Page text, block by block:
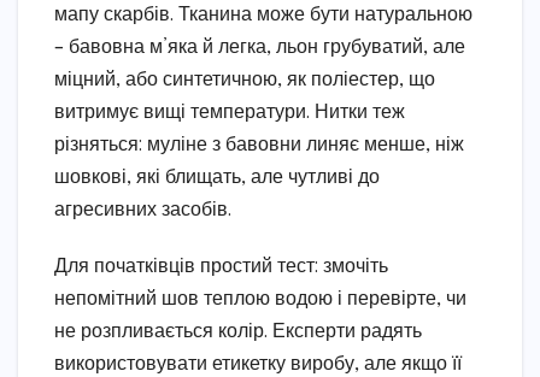
мапу скарбів. Тканина може бути натуральною
– бавовна м’яка й легка, льон грубуватий, але
міцний, або синтетичною, як поліестер, що
витримує вищі температури. Нитки теж
різняться: муліне з бавовни линяє менше, ніж
шовкові, які блищать, але чутливі до
агресивних засобів.
Для початківців простий тест: змочіть
непомітний шов теплою водою і перевірте, чи
не розпливається колір. Експерти радять
використовувати етикетку виробу, але якщо її